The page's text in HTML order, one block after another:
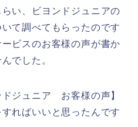
い、ビヨンドジュニアの
て調べてもらったのです
ビスのお客様の声が書か
でした。
ジュニア お客様の声】
ればいいと思ったんです